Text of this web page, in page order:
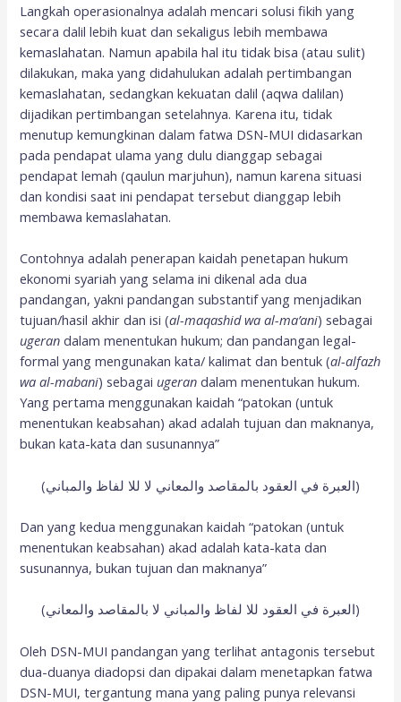
Langkah operasionalnya adalah mencari solusi fikih yang
secara dalil lebih kuat dan sekaligus lebih membawa
kemaslahatan. Namun apabila hal itu tidak bisa (atau sulit)
dilakukan, maka yang didahulukan adalah pertimbangan
kemaslahatan, sedangkan kekuatan dalil (aqwa dalilan)
dijadikan pertimbangan setelahnya. Karena itu, tidak
menutup kemungkinan dalam fatwa DSN-MUI didasarkan
pada pendapat ulama yang dulu dianggap sebagai
pendapat lemah (qaulun marjuhun), namun karena situasi
dan kondisi saat ini pendapat tersebut dianggap lebih
membawa kemaslahatan.
Contohnya adalah penerapan kaidah penetapan hukum
ekonomi syariah yang selama ini dikenal ada dua
pandangan, yakni pandangan substantif yang menjadikan
tujuan/hasil akhir dan isi (al-maqashid wa al-ma’ani) sebagai
ugeran dalam menentukan hukum; dan pandangan legal-
formal yang mengunakan kata/ kalimat dan bentuk (al-alfazh
wa al-mabani) sebagaiugeran dalam menentukan hukum.
Yang pertama menggunakan kaidah “patokan (untuk
menentukan keabsahan) akad adalah tujuan dan maknanya,
bukan kata-kata dan susunannya”
(العبرة في العقود بالمقاصد والمعاني لا للا لفاظ والمباني)
Dan yang kedua menggunakan kaidah “patokan (untuk
menentukan keabsahan) akad adalah kata-kata dan
susunannya, bukan tujuan dan maknanya”
(العبرة في العقود للا لفاظ والمباني لا بالمقاصد والمعاني)
Oleh DSN-MUI pandangan yang terlihat antagonis tersebut
dua-duanya diadopsi dan dipakai dalam menetapkan fatwa
DSN-MUI, tergantung mana yang paling punya relevansi